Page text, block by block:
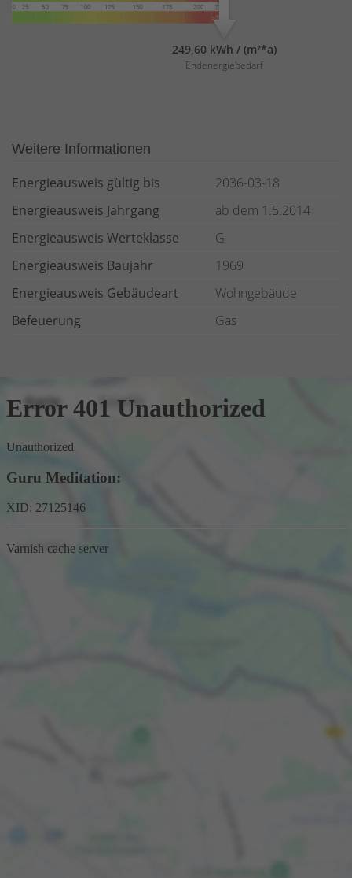
249,60 kWh / (m²*a)
Endenergiebedarf
Weitere Informationen
Energieausweis gültig bis
2036-03-18
Energieausweis Jahrgang
ab dem 1.5.2014
Energieausweis Werteklasse
G
Energieausweis Baujahr
1969
Energieausweis Gebäudeart
Wohngebäude
Befeuerung
Gas